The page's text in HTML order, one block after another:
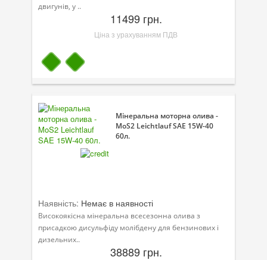
двигунів, у ..
11499 грн.
Ціна з урахуванням ПДВ
Мінеральна моторна олива -
MoS2 Leichtlauf SAE 15W-40
60л.
Наявність: Немає в наявності
Високоякісна мінеральна всесезонна олива з
присадкою дисульфіду молібдену для бензинових і
дизельних..
38889 грн.